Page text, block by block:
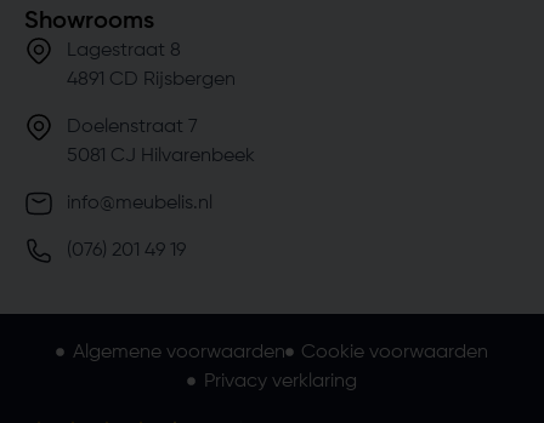
Showrooms
Lagestraat 8
4891 CD Rijsbergen
Doelenstraat 7
5081 CJ Hilvarenbeek
info@meubelis.nl
(076) 201 49 19
Algemene voorwaarden
Cookie voorwaarden
Privacy verklaring